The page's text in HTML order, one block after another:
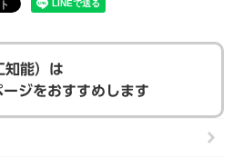
知能）は
ージをおすすめします